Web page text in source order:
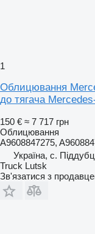
1
Облицювання
до тягача
150 € ≈ 7 717 грн
Облицювання
A9608847275,
Україна, с.
Truck Lutsk
Зв'язатися з